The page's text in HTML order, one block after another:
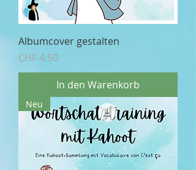
Albumcover gestalten
Preis
CHF 4.50
In den Warenkorb
Neu